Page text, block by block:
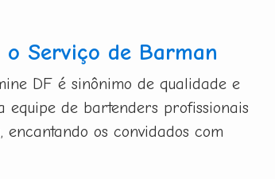
Serviço de Barman
DF é sinônimo de qualidade e
equipe de bartenders profissionais
os convidados com